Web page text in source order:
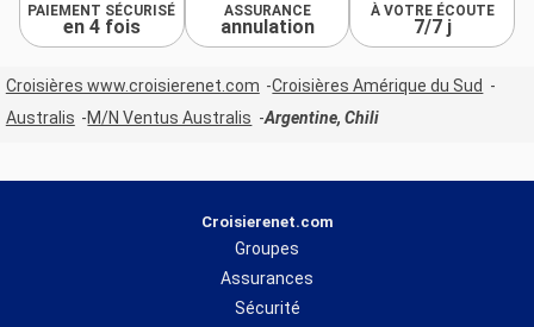
PAIEMENT SÉCURISÉ
en 4 fois
ASSURANCE
annulation
À VOTRE ÉCOUTE
7/7 j
Croisières www.croisierenet.com
Croisières Amérique du Sud
Australis
M/N Ventus Australis Argentine, Chili
Croisierenet.com
Groupes
Assurances
Sécurité